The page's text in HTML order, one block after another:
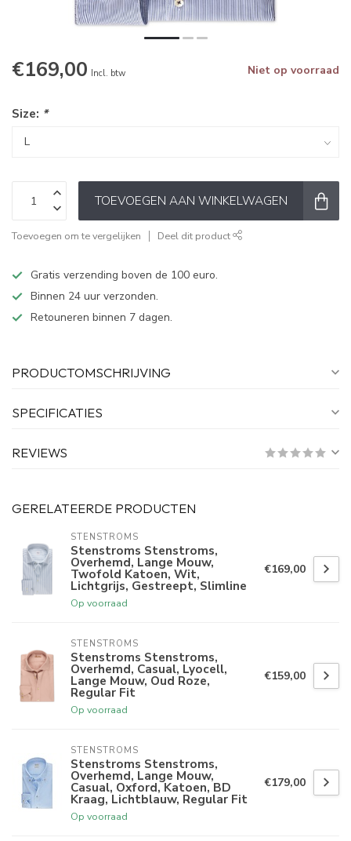
€169,00 Incl. btw Niet op voorraad
Size: *
TOEVOEGEN AAN WINKELWAGEN
Toevoegen om te vergelijken Deel dit product
Gratis verzending boven de 100 euro.
Binnen 24 uur verzonden.
Retouneren binnen 7 dagen.
PRODUCTOMSCHRIJVING
SPECIFICATIES
REVIEWS
GERELATEERDE PRODUCTEN
STENSTROMS
Stenstroms Stenstroms,
Overhemd, Lange Mouw,
Twofold Katoen, Wit,
Lichtgrijs, Gestreept, Slimline
Op voorraad
€169,00
STENSTROMS
Stenstroms Stenstroms,
Overhemd, Casual, Lyocell,
Lange Mouw, Oud Roze,
Regular Fit
Op voorraad
€159,00
STENSTROMS
Stenstroms Stenstroms,
Overhemd, Lange Mouw,
Casual, Oxford, Katoen, BD
Kraag, Lichtblauw, Regular Fit
Op voorraad
€179,00